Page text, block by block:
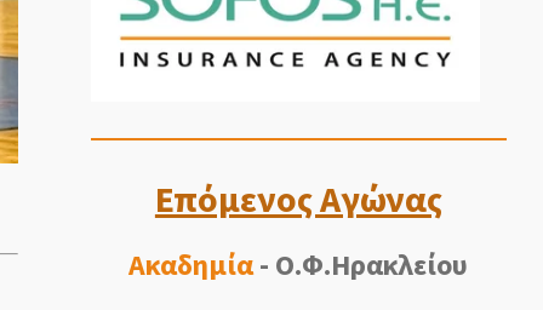
Επόμενος Αγώνας
Ακαδημία- Ο.Φ.Ηρακλείου